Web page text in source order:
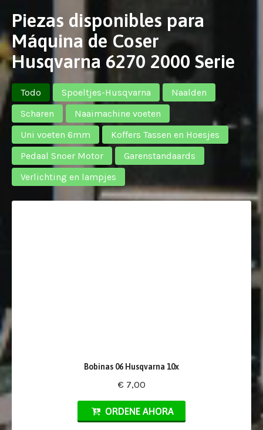
Piezas disponibles para
Máquina de Coser
Husqvarna 6270 2000 Serie
Todo Spoeltjes-Husqvarna
Naalden
Scharen
Naaimachine voeten
Uni voeten 6mm
Koffers Tassen en Hoesjes
Pedaal Snoer Motor
Garenstandaards
Verlichting en lampjes
Bobinas 06 Husqvarna 10x
€ 7,00
ORDENE AHORA